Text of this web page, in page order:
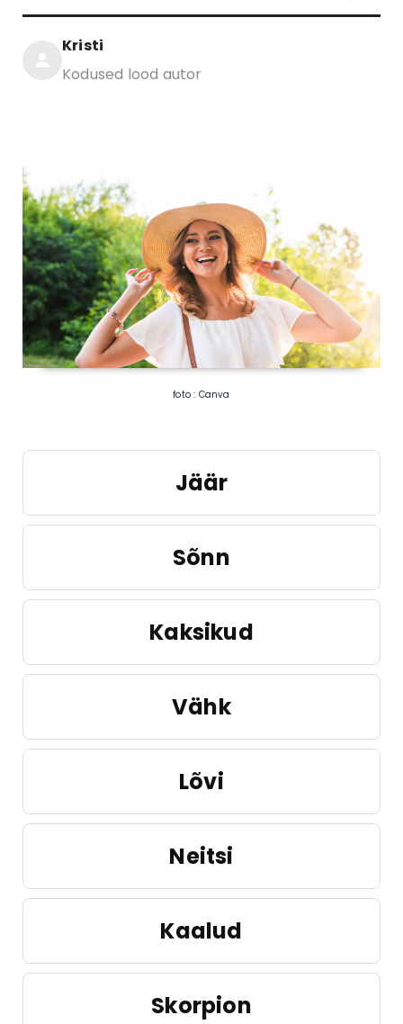
Kristi
Kodused lood autor
foto : Canva
Jäär
Sõnn
Kaksikud
Vähk
Lõvi
Neitsi
Kaalud
Skorpion